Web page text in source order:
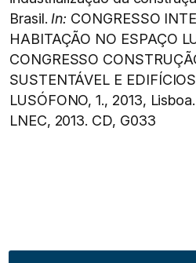
Brasil. In: CONGRESSO
HABITAÇÃO NO ESPAÇO
CONGRESSO
SUSTENTÁVEL E
LUSÓFONO, 1., 2013, Lisboa.
LNEC, 2013. CD, G033